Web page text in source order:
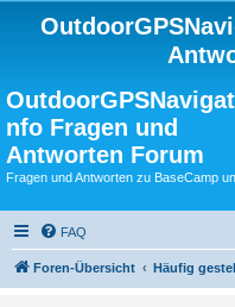
nfo Fragen und
Antworten Forum
Fragen und Antworten zu BaseCamp
FAQ
Foren-Übersicht Häufig